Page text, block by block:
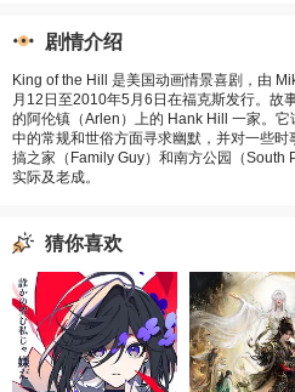
剧情介绍
King of the Hill 是美国动画情景喜剧，由
月12日至2010年5月6日在福克斯发行。故
的阿伦镇（Arlen）上的 Hank Hill 一家。
中的常规和世俗方面寻求幽默，并对一些
搞之家（Family Guy）和南方公园（South
实际及老成。
猜你喜欢